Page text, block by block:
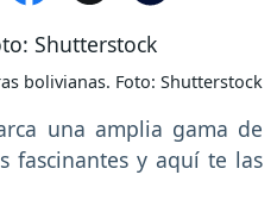
bolivianas. Foto: Shutterstock
una amplia gama de
fascinantes y aquí te las